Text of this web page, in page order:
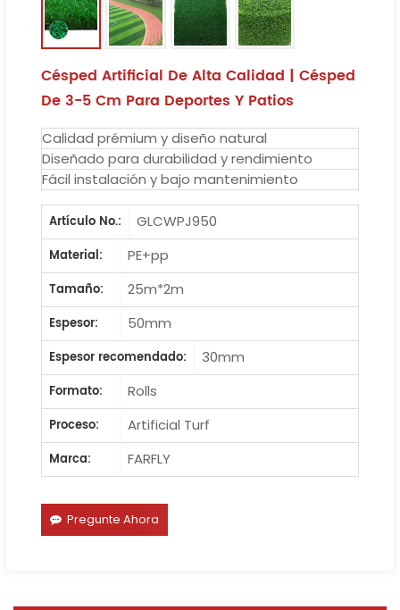
Césped Artificial De Alta Calidad | Césped
De 3-5 Cm Para Deportes Y Patios
Calidad prémium y diseño natural
Diseñado para durabilidad y rendimiento
Fácil instalación y bajo mantenimiento
Artículo No.:
GLCWPJ950
Material:
PE+pp
Tamaño:
25m*2m
Espesor:
50mm
Espesor recomendado:
30mm
Formato:
Rolls
Proceso:
Artificial Turf
Marca:
FARFLY
Pregunte Ahora